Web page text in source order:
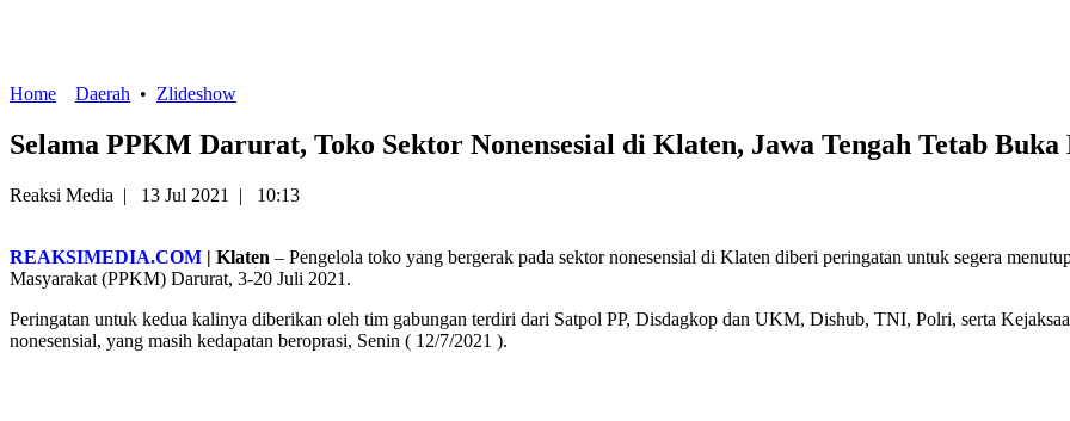
Home Daerah • Zlideshow
Selama PPKM Darurat, Toko Sektor Nonensesial di Klaten, Jawa Tengah Tetab Buka
Reaksi Media | 13 Jul 2021 | 10:13
REAKSIMEDIA.COM | Klaten – Pengelola toko yang bergerak pada sektor nonesensial di Klaten diberi peringatan untuk segera
Masyarakat (PPKM) Darurat, 3-20 Juli 2021.
Peringatan untuk kedua kalinya diberikan oleh tim gabungan terdiri dari Satpol PP, Disdagkop dan UKM, Dishub, TNI, Polri, serta
nonesensial, yang masih kedapatan beroprasi, Senin ( 12/7/2021 ).